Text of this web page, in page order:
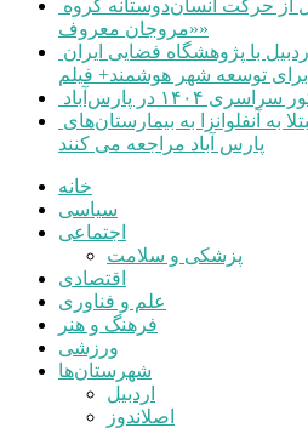
«مروجان معروف»
برای توسعه شهر هوشمند+ فیلم
پارس آباد مراجعه می کنند
خانه
سیاسی
اجتماعی
پزشکی و سلامت
اقتصادی
علم و فناوری
فرهنگ و هنر
ورزشی
شهرستان‌ها
اردبیل
اصلاندوز